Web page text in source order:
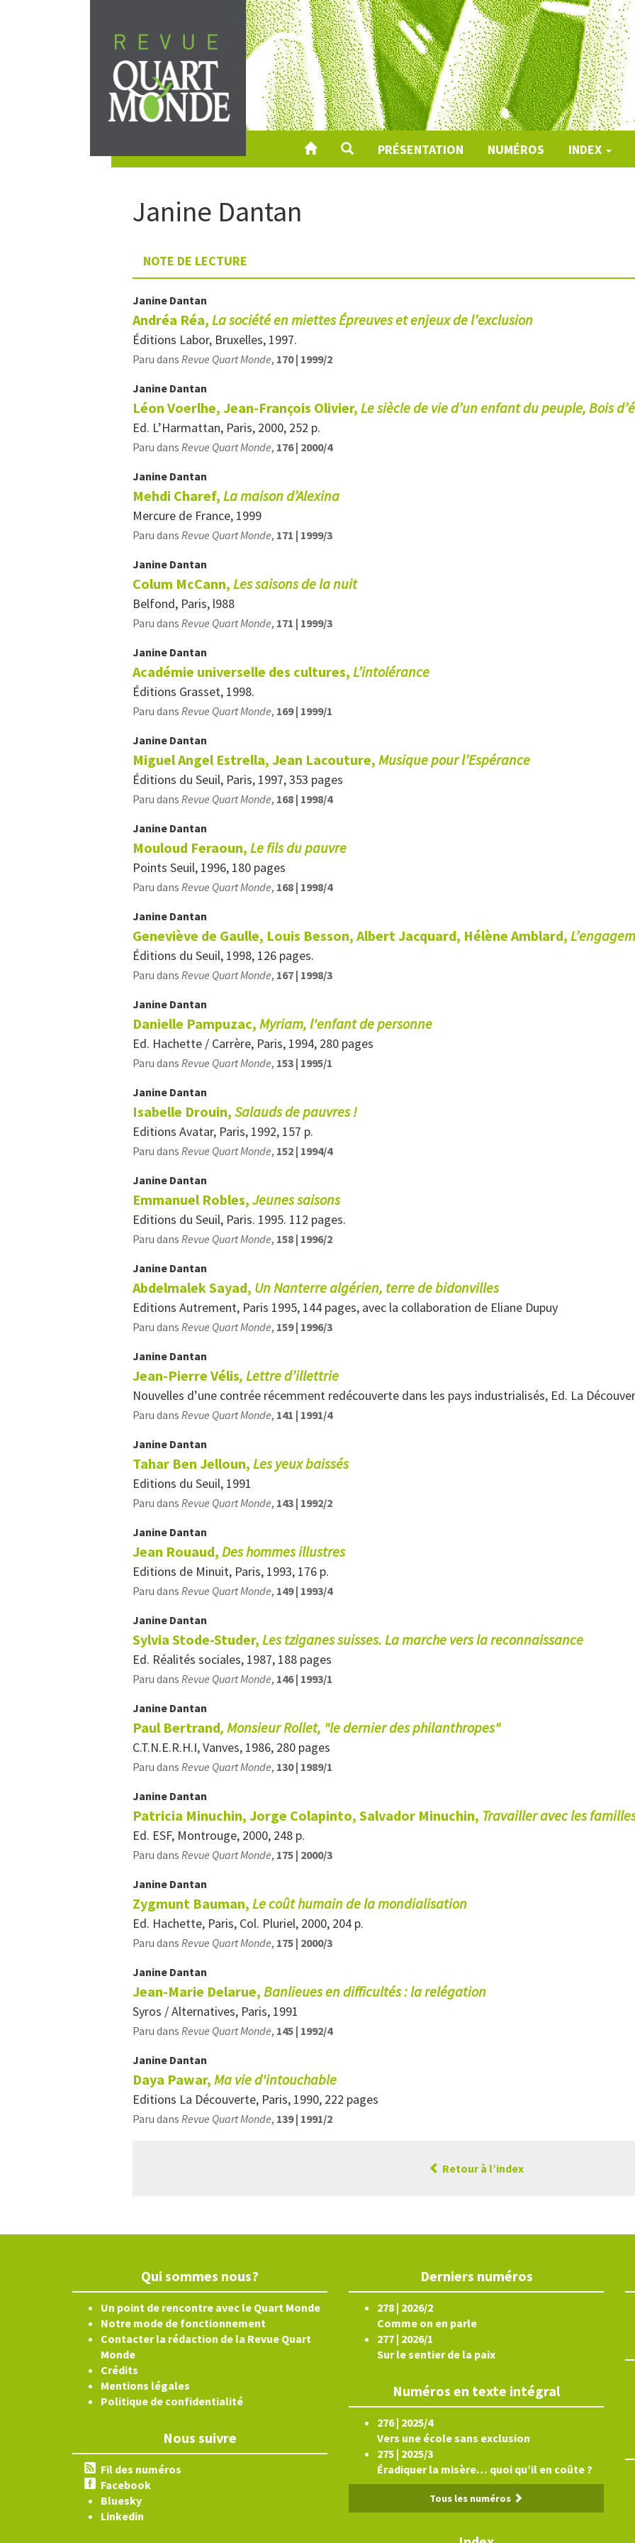
au
contenu
PRÉSENTATION NUMÉROS INDEX
Janine Dantan
NOTE DE LECTURE
Janine Dantan
Andréa Réa, La société en miettes Épreuves et enjeux de l’exclusion
Éditions Labor, Bruxelles, 1997.
Paru dans Revue Quart Monde, 170 | 1999/2
Janine Dantan
Léon Voerlhe, Jean-François Olivier, Le siècle de vie d’un enfant du peuple, Bois
Ed. L’Harmattan, Paris, 2000, 252 p.
Paru dans Revue Quart Monde, 176 | 2000/4
Janine Dantan
Mehdi Charef, La maison d’Alexina
Mercure de France, 1999
Paru dans Revue Quart Monde, 171 | 1999/3
Janine Dantan
Colum McCann, Les saisons de la nuit
Belfond, Paris, l988
Paru dans Revue Quart Monde, 171 | 1999/3
Janine Dantan
Académie universelle des cultures, L’intolérance
Éditions Grasset, 1998.
Paru dans Revue Quart Monde, 169 | 1999/1
Janine Dantan
Miguel Angel Estrella, Jean Lacouture, Musique pour l’Espérance
Éditions du Seuil, Paris, 1997, 353 pages
Paru dans Revue Quart Monde, 168 | 1998/4
Janine Dantan
Mouloud Feraoun, Le fils du pauvre
Points Seuil, 1996, 180 pages
Paru dans Revue Quart Monde, 168 | 1998/4
Janine Dantan
Geneviève de Gaulle, Louis Besson, Albert Jacquard, Hélène Amblard,
Éditions du Seuil, 1998, 126 pages.
Paru dans Revue Quart Monde, 167 | 1998/3
Janine Dantan
Danielle Pampuzac, Myriam, l'enfant de personne
Ed. Hachette / Carrère, Paris, 1994, 280 pages
Paru dans Revue Quart Monde, 153 | 1995/1
Janine Dantan
Isabelle Drouin, Salauds de pauvres !
Editions Avatar, Paris, 1992, 157 p.
Paru dans Revue Quart Monde, 152 | 1994/4
Janine Dantan
Emmanuel Robles, Jeunes saisons
Editions du Seuil, Paris. 1995. 112 pages.
Paru dans Revue Quart Monde, 158 | 1996/2
Janine Dantan
Abdelmalek Sayad, Un Nanterre algérien, terre de bidonvilles
Editions Autrement, Paris 1995, 144 pages, avec la collaboration de Eliane Dupuy
Paru dans Revue Quart Monde, 159 | 1996/3
Janine Dantan
Jean-Pierre Vélis, Lettre d’illettrie
Nouvelles d’une contrée récemment redécouverte dans les pays industrialisés, Ed. La
Paru dans Revue Quart Monde, 141 | 1991/4
Janine Dantan
Tahar Ben Jelloun, Les yeux baissés
Editions du Seuil, 1991
Paru dans Revue Quart Monde, 143 | 1992/2
Janine Dantan
Jean Rouaud, Des hommes illustres
Editions de Minuit, Paris, 1993, 176 p.
Paru dans Revue Quart Monde, 149 | 1993/4
Janine Dantan
Sylvia Stode-Studer, Les tziganes suisses. La marche vers la reconnaissance
Ed. Réalités sociales, 1987, 188 pages
Paru dans Revue Quart Monde, 146 | 1993/1
Janine Dantan
Paul Bertrand, Monsieur Rollet, "le dernier des philanthropes"
C.T.N.E.R.H.I, Vanves, 1986, 280 pages
Paru dans Revue Quart Monde, 130 | 1989/1
Janine Dantan
Patricia Minuchin, Jorge Colapinto, Salvador Minuchin, Travailler avec les
Ed. ESF, Montrouge, 2000, 248 p.
Paru dans Revue Quart Monde, 175 | 2000/3
Janine Dantan
Zygmunt Bauman, Le coût humain de la mondialisation
Ed. Hachette, Paris, Col. Pluriel, 2000, 204 p.
Paru dans Revue Quart Monde, 175 | 2000/3
Janine Dantan
Jean-Marie Delarue, Banlieues en difficultés : la relégation
Syros / Alternatives, Paris, 1991
Paru dans Revue Quart Monde, 145 | 1992/4
Janine Dantan
Daya Pawar, Ma vie d'intouchable
Editions La Découverte, Paris, 1990, 222 pages
Paru dans Revue Quart Monde, 139 | 1991/2
Retour à l’index
Qui sommes nous?
Un point de rencontre avec le Quart Monde
Notre mode de fonctionnement
Contacter la rédaction de la Revue Quart
Monde
Crédits
Mentions légales
Politique de confidentialité
Nous suivre
Fil des numéros
Facebook
Bluesky
Linkedin
Derniers numéros
278 | 2026/2
Comme on en parle
277 | 2026/1
Sur le sentier de la paix
Numéros en texte intégral
276 | 2025/4
Vers une école sans exclusion
275 | 2025/3
Éradiquer la misère… quoi qu’il en coûte ?
Tous les numéros